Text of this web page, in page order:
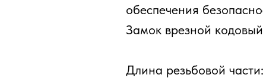
обеспечения
Замок врезной
Длина резьбовой